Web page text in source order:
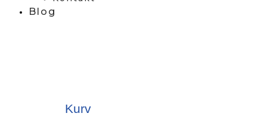
Blog
Kurv